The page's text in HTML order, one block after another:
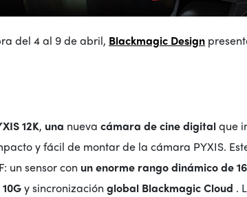
del 4 al 9 de abril, Blackmagic Design
12K, una nueva cámara de cine digitalque
y fácil de montar de la cámara PYXIS.
un sensor con un enorme rango dinámico de
y sincronización global Blackmagic Cloud .